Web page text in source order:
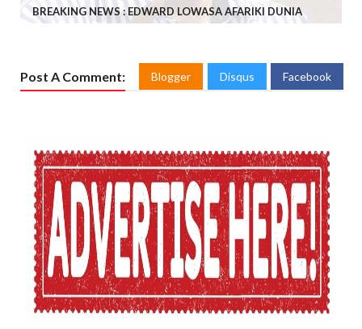
BREAKING NEWS : EDWARD LOWASA AFARIKI DUNIA
Post A Comment: Blogger Disqus Facebook